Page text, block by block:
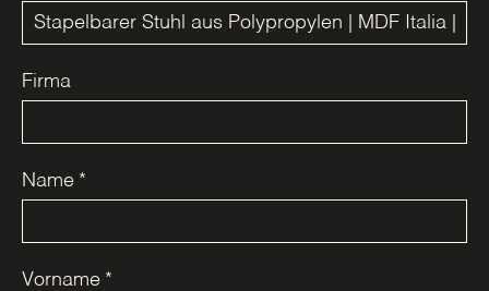
Firma
Name *
Vorname *